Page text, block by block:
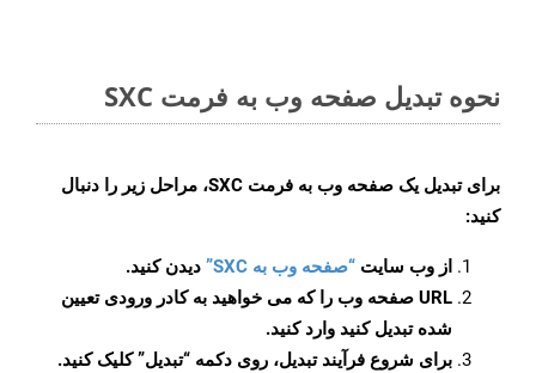
نحوه تبدیل صفحه وب به فرمت SXC
برای تبدیل یک صفحه وب به فرمت SXC، مراحل زیر را دنبال
کنید:
از وب سایت “صفحه وب به SXC”
دیدن کنید.
URL صفحه وب را که می خواهید به کادر ورودی تعیین
شده تبدیل کنید وارد کنید.
برای شروع فرآیند تبدیل، روی دکمه “تبدیل” کلیک کنید.